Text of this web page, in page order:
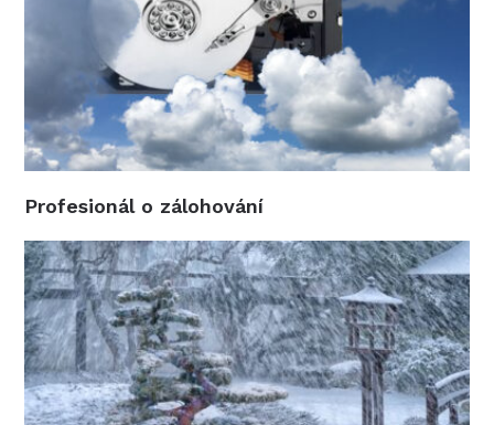
Profesionál o zálohování